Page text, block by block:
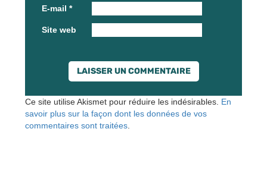
E-mail *
Site web
Ce site utilise Akismet pour réduire les indésirables. En
savoir plus sur la façon dont les données de vos
commentaires sont traitées.